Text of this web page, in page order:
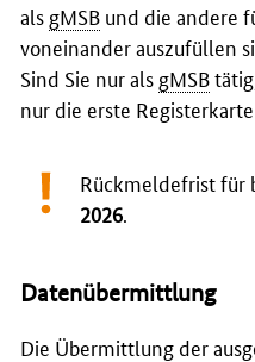
als gMSB und die andere
voneinander auszufüllen
Sind Sie nur als gMSB
nur die erste
Rückmeldefrist für
2026.
Datenübermittlung
Die Übermittlung der